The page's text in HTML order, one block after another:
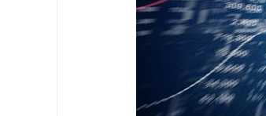
深证成指